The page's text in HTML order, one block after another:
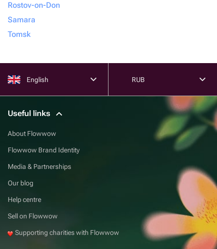
Rostov-on-Don
Samara
Tomsk
English RUB
Useful links
About Flowwow
Flowwow Brand Identity
Media & Partnerships
Our blog
Help centre
Sell on Flowwow
Supporting charities with Flowwow